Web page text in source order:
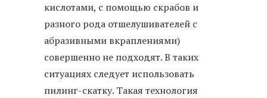
кислотами, с помощью скрабов и
разного рода отшелушивателей с
абразивными вкраплениями)
совершенно не подходят. В таких
ситуациях следует использовать
пилинг-скатку. Такая технология